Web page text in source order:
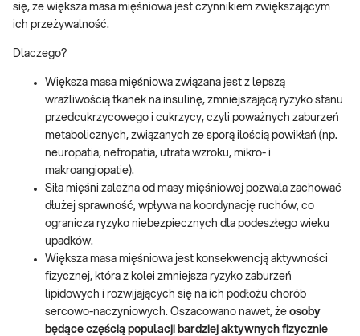
się, że większa masa mięśniowa jest czynnikiem zwiększającym
ich przeżywalność.
Dlaczego?
Większa masa mięśniowa związana jest z lepszą
wrażliwością tkanek na insulinę, zmniejszającą ryzyko stanu
przedcukrzycowego i cukrzycy, czyli poważnych zaburzeń
metabolicznych, związanych ze sporą ilością powikłań (np.
neuropatia, nefropatia, utrata wzroku, mikro- i
makroangiopatie).
Siła mięśni zależna od masy mięśniowej pozwala zachować
dłużej sprawność, wpływa na koordynację ruchów, co
ogranicza ryzyko niebezpiecznych dla podeszłego wieku
upadków.
Większa masa mięśniowa jest konsekwencją aktywności
fizycznej, która z kolei zmniejsza ryzyko zaburzeń
lipidowych i rozwijających się na ich podłożu chorób
sercowo-naczyniowych. Oszacowano nawet, że osoby
będące częścią populacji bardziej aktywnych fizycznie